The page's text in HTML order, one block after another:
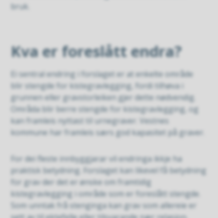
bruk.
Kva er foreslått endra?
Ei sentral endring i forslaget er at enkelte område
blir stengde for kistegravlegging, fordi tilhøva i
grunnen eller gravstorleiken gjer dette nødvendig.
Områda blir berre stengde for kistegravlegging, og
kan framleis nyttast til urnegraver. Vestnes
kommune har framleis særs god kapasitet på graver.
For dei fleste innbyggjarar vil endringa ikkje ha
praktisk betydning. Forslaget kan likevel få betydning
for grav der det er ønske om framtidig
kistegravlegging i område som er foreslått stengde.
Som unntak frå stenginga kan grav som allereie er